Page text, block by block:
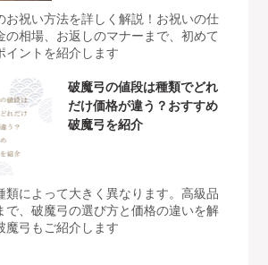
お祝い方法を詳しく解説！お祝いの仕
の相場、お返しのマナーまで、初めて
イントを紹介します
破魔弓の値段は種類でどれ
だけ価格が違う？おすすめ
破魔弓を紹介
類によって大きく異なります。高級品
で、破魔弓の選び方と価格の違いを解
魔弓もご紹介します